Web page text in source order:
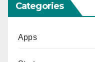
Categories
Apps